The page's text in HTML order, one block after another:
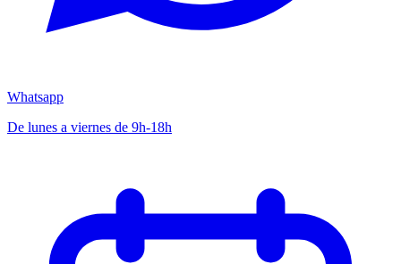
Whatsapp
De lunes a viernes de 9h-18h